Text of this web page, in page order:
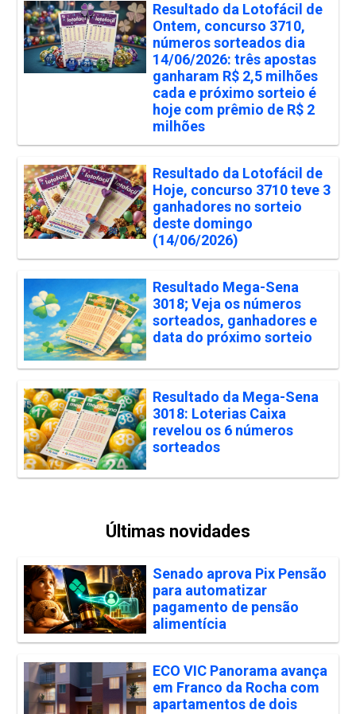
Resultado da Lotofácil de
Ontem, concurso 3710,
números sorteados dia
14/06/2026: três apostas
ganharam R$ 2,5 milhões
cada e próximo sorteio é
hoje com prêmio de R$ 2
milhões
Resultado da Lotofácil de
Hoje, concurso 3710 teve 3
ganhadores no sorteio
deste domingo
(14/06/2026)
Resultado Mega-Sena
3018; Veja os números
sorteados, ganhadores e
data do próximo sorteio
Resultado da Mega-Sena
3018: Loterias Caixa
revelou os 6 números
sorteados
Últimas novidades
Senado aprova Pix Pensão
para automatizar
pagamento de pensão
alimentícia
ECO VIC Panorama avança
em Franco da Rocha com
apartamentos de dois